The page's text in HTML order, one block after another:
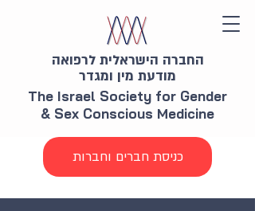
החברה הישראלית לרפואה
מודעת מין ומגדר
The Israel Society for Gender
& Sex Conscious Medicine
כניסת חברים וחברות